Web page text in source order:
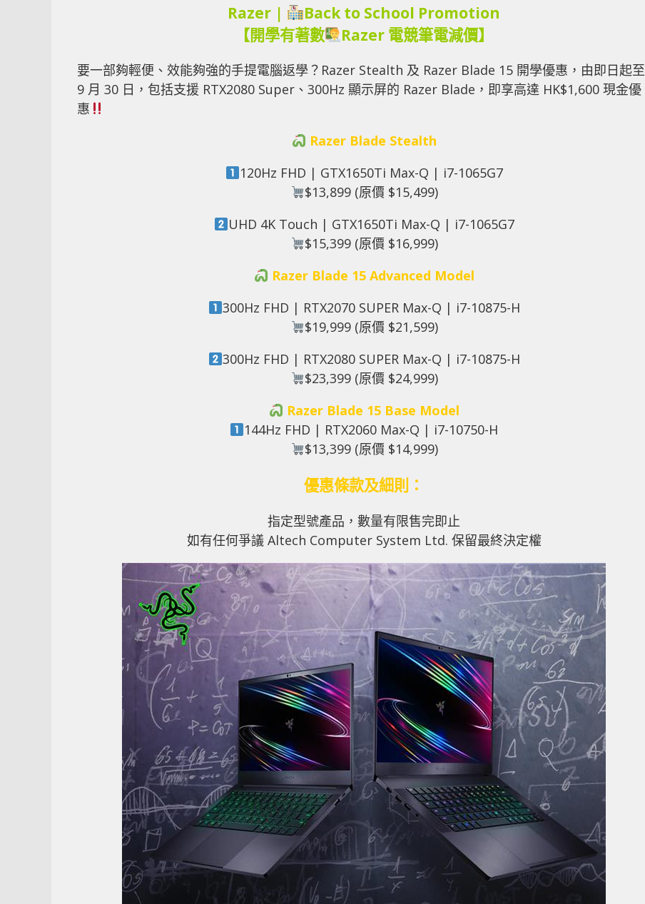
Razer |
Back to School Promotion
【開學有著數
Razer 電競筆電減價】
要一部夠輕便、效能夠強的手提電腦返學？Razer Stealth 及 Razer Blade 15 開學優惠，由即日起至
9 月 30 日，包括支援 RTX2080 Super、300Hz 顯示屏的 Razer Blade，即享高達 HK$1,600 現金優
惠
Razer Blade Stealth
120Hz FHD | GTX1650Ti Max-Q | i7-1065G7
$13,899 (原價 $15,499)
UHD 4K Touch | GTX1650Ti Max-Q | i7-1065G7
$15,399 (原價 $16,999)
Razer Blade 15 Advanced Model
300Hz FHD | RTX2070 SUPER Max-Q | i7-10875-H
$19,999 (原價 $21,599)
300Hz FHD | RTX2080 SUPER Max-Q | i7-10875-H
$23,399 (原價 $24,999)
Razer Blade 15 Base Model
144Hz FHD | RTX2060 Max-Q | i7-10750-H
$13,399 (原價 $14,999)
優惠條款及細則：
指定型號產品，數量有限售完即止
如有任何爭議 Altech Computer System Ltd. 保留最終決定權